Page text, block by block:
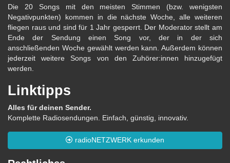
Die 20 Songs mit den meisten Stimmen (bzw. wenigsten
Negativpunkten) kommen in die nächste Woche, alle weiteren
fliegen raus und sind für 1 Jahr gesperrt. Der Moderator stellt am
Ende der Sendung einen Song vor, der in der sich
anschließenden Woche gewählt werden kann. Außerdem können
jederzeit weitere Songs von den Zuhörer:innen hinzugefügt
werden.
Linktipps
Alles für deinen Sender.
Komplette Radiosendungen. Einfach, günstig, innovativ.
radioNETZWERK erkunden